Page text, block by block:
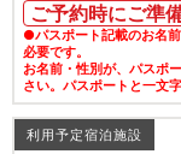
ご予約時にご準
●パスポート記載のお名
必要です。
お名前・性別が、パスポ
さい。パスポートと一文
利用予定宿泊施設